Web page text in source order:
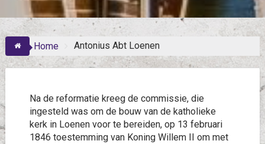
Home Antonius Abt Loenen
Na de reformatie kreeg de commissie, die
ingesteld was om de bouw van de katholieke
kerk in Loenen voor te bereiden, op 13 februari
1846 toestemming van Koning Willem II om met